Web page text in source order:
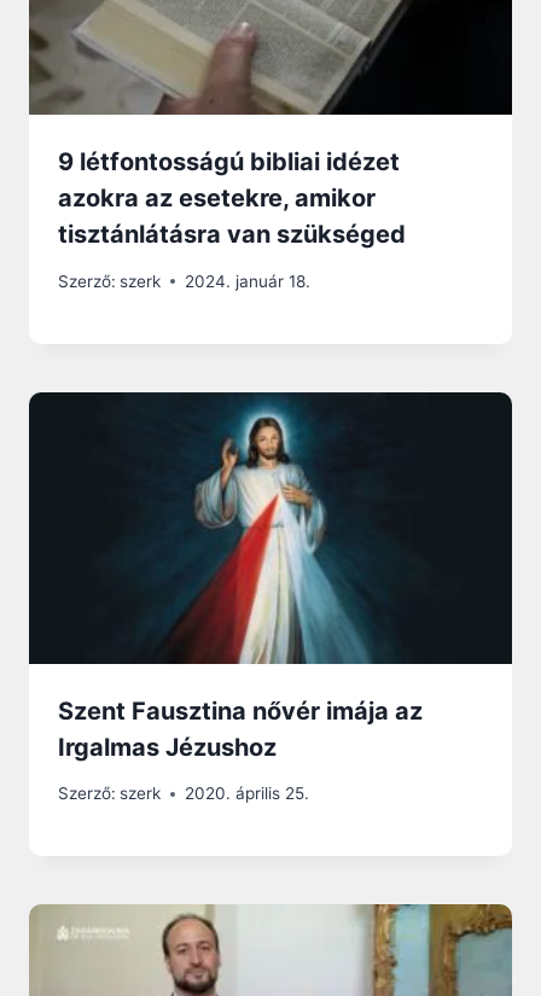
9 létfontosságú bibliai idézet
azokra az esetekre, amikor
tisztánlátásra van szükséged
Szerző: szerk 2024. január 18.
Szent Fausztina nővér imája az
Irgalmas Jézushoz
Szerző: szerk 2020. április 25.